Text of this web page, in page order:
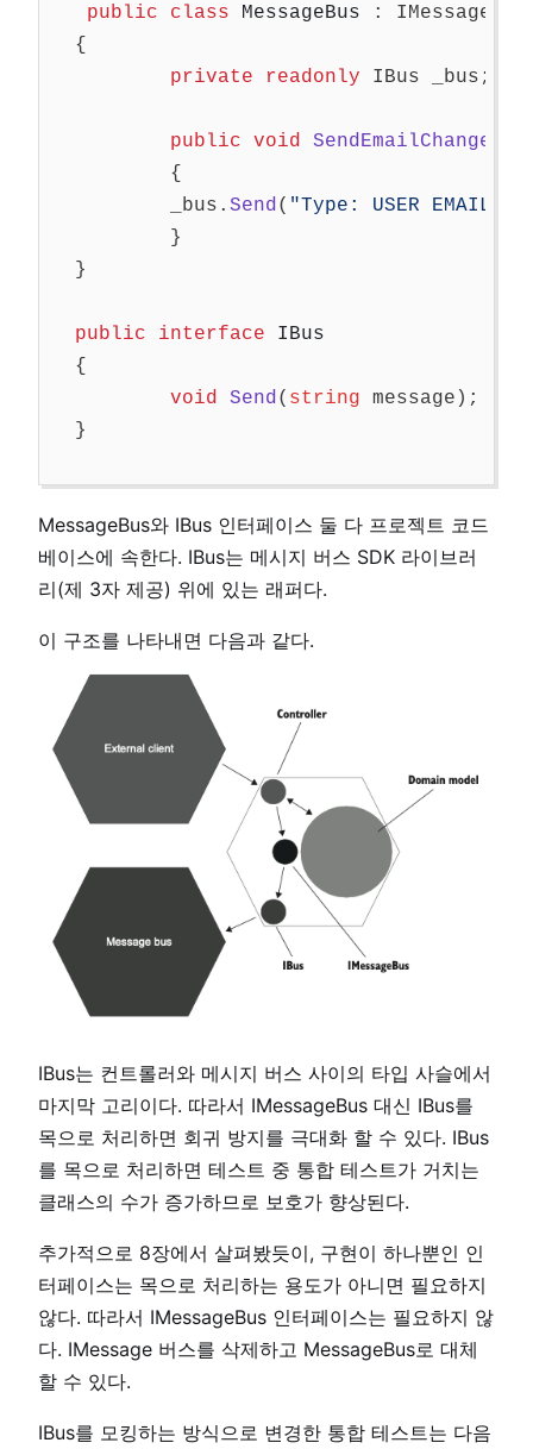
public class MessageBus :
IMessageBus
{
private
readonly IBus _bus ;
public void
{
_bus . Send( "Type: USER EMAIL
}
}
public interface
IBus
{
void
Send( string message );
}
MessageBus와 IBus 인터페이스 둘 다 프로젝트 코드
베이스에 속한다. IBus는 메시지 버스 SDK 라이브러
리(제 3자 제공) 위에 있는 래퍼다.
이 구조를 나타내면 다음과 같다.
IBus는 컨트롤러와 메시지 버스 사이의 타입 사슬에서
마지막 고리이다. 따라서 IMessageBus 대신 IBus를
목으로 처리하면 회귀 방지를 극대화 할 수 있다. IBus
를 목으로 처리하면 테스트 중 통합 테스트가 거치는
클래스의 수가 증가하므로 보호가 향상된다.
추가적으로 8장에서 살펴봤듯이, 구현이 하나뿐인 인
터페이스는 목으로 처리하는 용도가 아니면 필요하지
않다. 따라서 IMessageBus 인터페이스는 필요하지 않
다. IMessage 버스를 삭제하고 MessageBus로 대체
할 수 있다.
IBus를 모킹하는 방식으로 변경한 통합 테스트는 다음